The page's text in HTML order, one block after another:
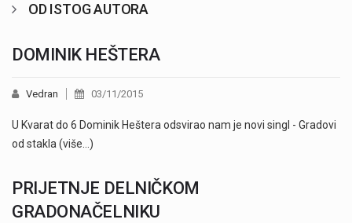
OD ISTOG AUTORA
DOMINIK HEŠTERA
Vedran 03/11/2015
U Kvarat do 6 Dominik Heštera odsvirao nam je novi singl - Gradovi
od stakla (više…)
PRIJETNJE DELNIČKOM
GRADONAČELNIKU